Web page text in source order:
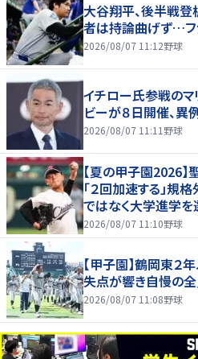
大谷翔平、後半戦
者は持論曲げず…フ
2026/08/07 11:12野球
イチロー氏参戦の
ビーが８日開催、
2026/08/07 11:11 野球
【夏の甲子園2026】
「２回加速する」規
ではなく大学進学を
2026/08/07 11:10野球
【甲子園】鶴岡東
失点が響き自慢の
2026/08/07 11:08野球